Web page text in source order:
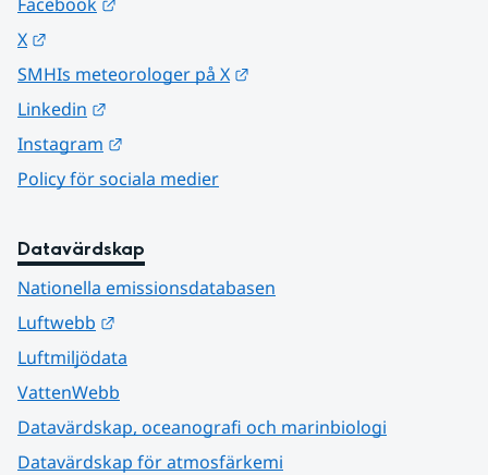
X
SMHIs meteorologer på X
Linkedin
Instagram
Policy för sociala medier
Datavärdskap
Nationella emissionsdatabasen
Luftwebb
Luftmiljödata
VattenWebb
Datavärdskap, oceanografi och marinbiologi
Datavärdskap för atmosfärkemi